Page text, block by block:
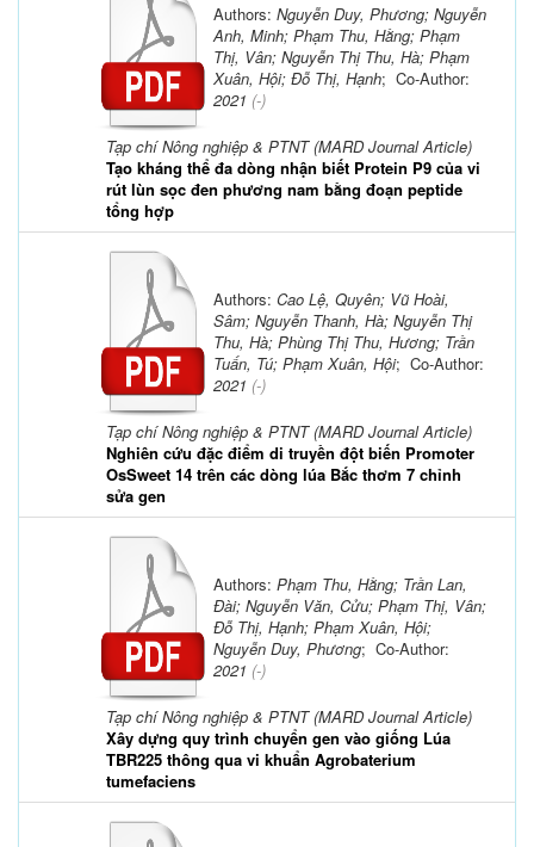
Tạp chí Nông nghiệp & PTNT (MARD Journal Article)
Tạo kháng thể đa dòng nhận biết Protein P9 của vi
rút lùn sọc đen phương nam bằng đoạn peptide
tổng hợp
Authors: Nguyễn Duy, Phương; Nguyễn
Anh, Minh; Phạm Thu, Hằng; Phạm
Thị, Vân; Nguyễn Thị Thu, Hà; Phạm
Xuân, Hội; Đỗ Thị, Hạnh; Co-Author:
2021 (-)
Tạp chí Nông nghiệp & PTNT (MARD Journal Article)
Nghiên cứu đặc điểm di truyền đột biến Promoter
OsSweet 14 trên các dòng lúa Bắc thơm 7 chỉnh
sửa gen
Authors: Cao Lệ, Quyên; Vũ Hoài,
Sâm; Nguyễn Thanh, Hà; Nguyễn Thị
Thu, Hà; Phùng Thị Thu, Hương; Trần
Tuấn, Tú; Phạm Xuân, Hội; Co-Author:
2021 (-)
Tạp chí Nông nghiệp & PTNT (MARD Journal Article)
Xây dựng quy trình chuyển gen vào giống Lúa
TBR225 thông qua vi khuẩn Agrobaterium
tumefaciens
Authors: Phạm Thu, Hằng; Trần Lan,
Đài; Nguyễn Văn, Cửu; Phạm Thị, Vân;
Đỗ Thị, Hạnh; Phạm Xuân, Hội;
Nguyễn Duy, Phương; Co-Author:
2021 (-)